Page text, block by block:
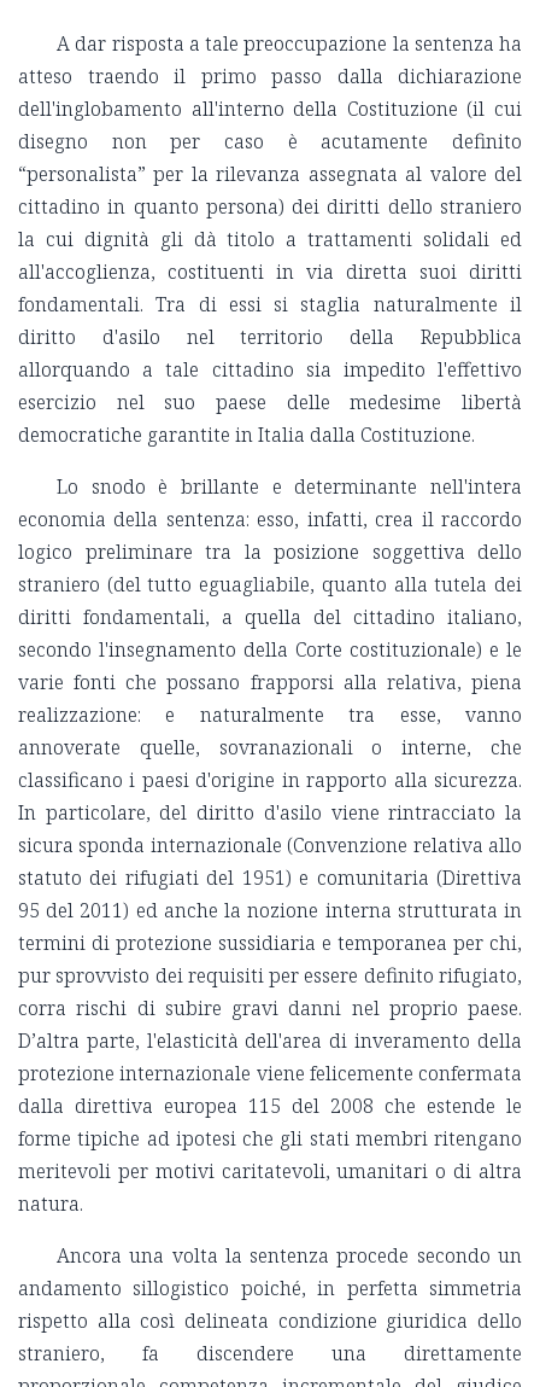
A dar risposta a tale preoccupazione la sentenza ha
atteso traendo il primo passo dalla dichiarazione
dell'inglobamento all'interno della Costituzione (il cui
disegno non per caso è acutamente definito
“personalista” per la rilevanza assegnata al valore del
cittadino in quanto persona) dei diritti dello straniero
la cui dignità gli dà titolo a trattamenti solidali ed
all'accoglienza, costituenti in via diretta suoi diritti
fondamentali. Tra di essi si staglia naturalmente il
diritto d'asilo nel territorio della Repubblica
allorquando a tale cittadino sia impedito l'effettivo
esercizio nel suo paese delle medesime libertà
democratiche garantite in Italia dalla Costituzione.
Lo snodo è brillante e determinante nell'intera
economia della sentenza: esso, infatti, crea il raccordo
logico preliminare tra la posizione soggettiva dello
straniero (del tutto eguagliabile, quanto alla tutela dei
diritti fondamentali, a quella del cittadino italiano,
secondo l'insegnamento della Corte costituzionale) e le
varie fonti che possano frapporsi alla relativa, piena
realizzazione: e naturalmente tra esse, vanno
annoverate quelle, sovranazionali o interne, che
classificano i paesi d'origine in rapporto alla sicurezza.
In particolare, del diritto d'asilo viene rintracciato la
sicura sponda internazionale (Convenzione relativa allo
statuto dei rifugiati del 1951) e comunitaria (Direttiva
95 del 2011) ed anche la nozione interna strutturata in
termini di protezione sussidiaria e temporanea per chi,
pur sprovvisto dei requisiti per essere definito rifugiato,
corra rischi di subire gravi danni nel proprio paese.
D’altra parte, l'elasticità dell'area di inveramento della
protezione internazionale viene felicemente confermata
dalla direttiva europea 115 del 2008 che estende le
forme tipiche ad ipotesi che gli stati membri ritengano
meritevoli per motivi caritatevoli, umanitari o di altra
natura.
Ancora una volta la sentenza procede secondo un
andamento sillogistico poiché, in perfetta simmetria
rispetto alla così delineata condizione giuridica dello
straniero, fa discendere una direttamente